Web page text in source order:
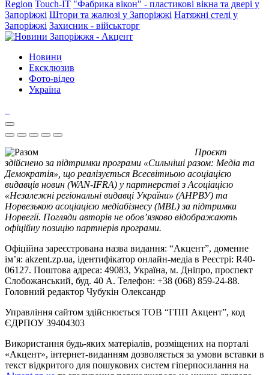
Region Touch-IT "Фабрика вікон" - пластикові вікна та двері у
Запоріжжі Штори та жалюзі у Запоріжжі Натяжні стелі у
Запоріжжі Захисник - військторг
Новини
Ексклюзив
Фото-відео
Україна
Проєкт
здійснено за підтримки програми «Сильніші разом: Медіа та
Демократія», що реалізується Всесвітньою асоціацією
видавців новин (WAN-IFRA) у партнерстві з Асоціацією
«Незалежні регіональні видавці України» (АНРВУ) та
Норвезькою асоціацією медіабізнесу (MBL) за підтримки
Норвегії. Погляди авторів не обов’язково відображають
офіційну позицію партнерів програми.
Офіційна зареєстрована назва видання: “Акцент”, доменне
ім’я: akzent.zp.ua, ідентифікатор онлайн-медіа в Реєстрі: R40-
06127. Поштова адреса: 49083, Україна, м. Дніпро, проспект
Слобожанський, буд. 40 А. Телефон: +38 (068) 859-24-88.
Головний редактор Чубукін Олександр
Управління сайтом здійснюється ТОВ “ГПП Акцент”, код
ЄДРПОУ 39404303
Використання будь-яких матеріалів, розміщених на порталі
«Акцент», інтернет-виданням дозволяється за умови вставки в
текст відкритого для пошукових систем гіперпосилання на